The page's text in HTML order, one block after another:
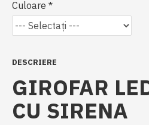
Culoare
DESCRIERE
GIROFAR
CU SIRENA